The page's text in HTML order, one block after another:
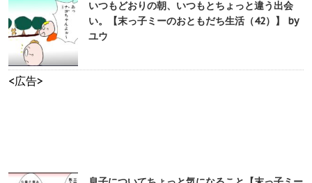
いつもどおりの朝、いつもとちょっと違う出会
い。【末っ子ミーのおともだち生活（42）】 by
ユウ
<広告>